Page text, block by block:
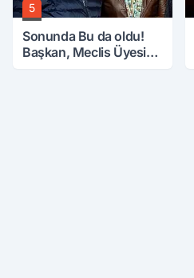
5
Sonunda Bu da oldu!
Başkan, Meclis Üyesini